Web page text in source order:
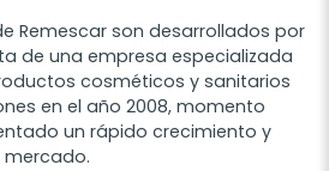
Remescar son desarrollados por
de una empresa especializada
cosméticos y sanitarios
en el año 2008, momento
un rápido crecimiento y